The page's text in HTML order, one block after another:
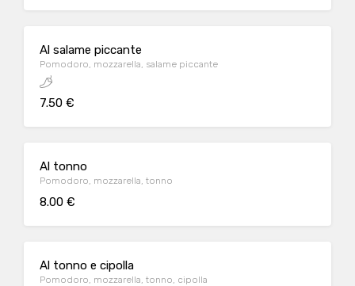
Al salame piccante
Pomodoro, mozzarella, salame piccante
7.50 €
Al tonno
Pomodoro, mozzarella, tonno
8.00 €
Al tonno e cipolla
Pomodoro, mozzarella, tonno, cipolla